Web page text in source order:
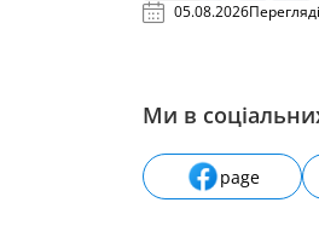
05.08.2026
Ми в
page